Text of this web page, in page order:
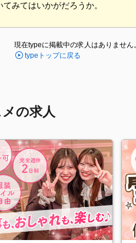
みてはいかがだろうか。
現在typeに掲載中の求人はありません。
typeトップに戻る
の求人